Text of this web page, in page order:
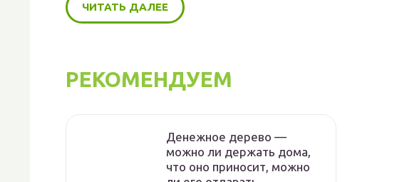
ЧИТАТЬ ДАЛЕЕ
РЕКОМЕНДУЕМ
Денежное дерево —
можно ли держать дома,
что оно приносит, можно